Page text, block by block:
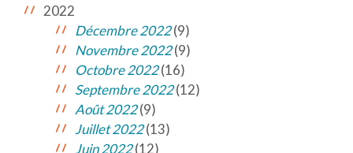
2022
Décembre 2022(9)
Novembre 2022(9)
Octobre 2022(16)
Septembre 2022(12)
Août 2022(9)
Juillet 2022(13)
Juin 2022(12)